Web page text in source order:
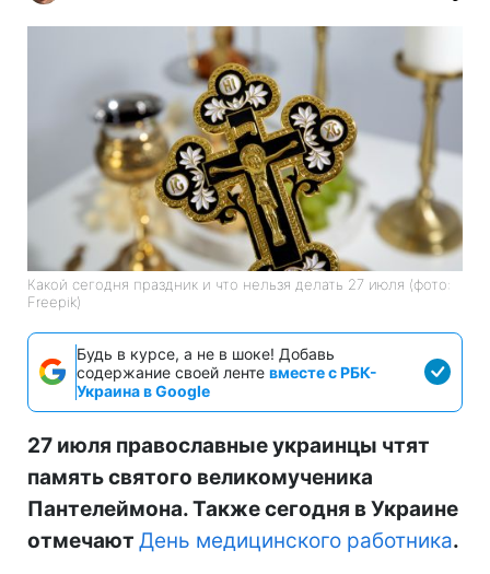
Какой сегодня праздник и что нельзя делать 27 июля (фото:
Freepik)
Будь в курсе, а не в шоке! Добавь
содержание своей ленте вместе с РБК-
Украина в Google
27 июля православные украинцы чтят
память святого великомученика
Пантелеймона. Также сегодня в Украине
отмечают День медицинского работника.